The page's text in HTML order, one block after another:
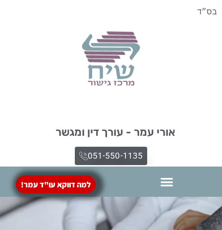
בס״ד
אורי עמר - עורך דין ומגשר
051-550-1135​
למה דווקא עו"ד עמר!